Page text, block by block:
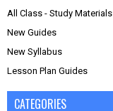
All Class - Study Materials
New Guides
New Syllabus
Lesson Plan Guides
CATEGORIES